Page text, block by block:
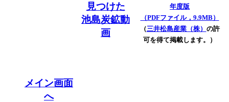
見つけた
池島炭鉱動
画
年度版
（PDFファイル，9.9MB）
（三井松島産業（株） の許
可を得て掲載します。）
メイン画面
へ